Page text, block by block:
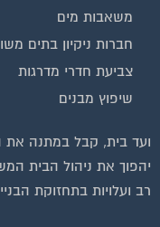
משאבות מים
חברות ניקיון בתים
צביעת חדרי מדרגות
שיפוץ מבנים
ועד בית, קבל במתנה את
יהפוך את ניהול הבית
רב ועלויות בתחזוקת הבניין!